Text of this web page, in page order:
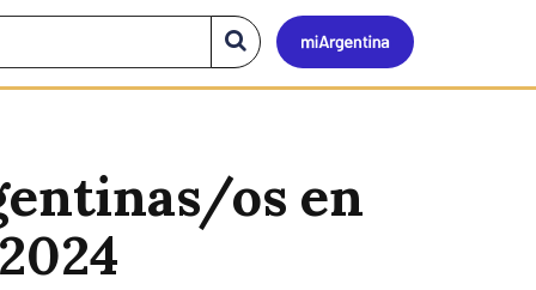
Mi
Buscar
en
el
os en